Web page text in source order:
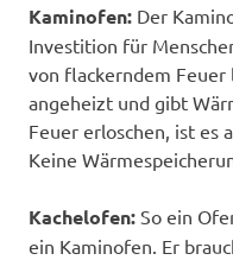
Kaminofen: Der
Investition für
von flackerndem Feuer
angeheizt und gibt
Feuer erloschen, ist es
Keine
Kachelofen: So ein
ein Kaminofen. Er